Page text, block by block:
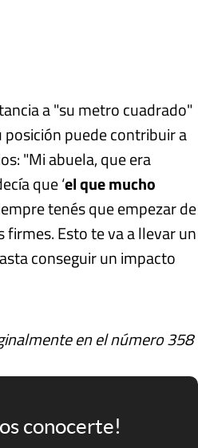
a "su metro cuadrado"
puede contribuir a
"Mi abuela, que era
que ‘el que mucho
tenés que empezar de
Esto te va a llevar un
conseguir un impacto
en el número 358
conocerte!